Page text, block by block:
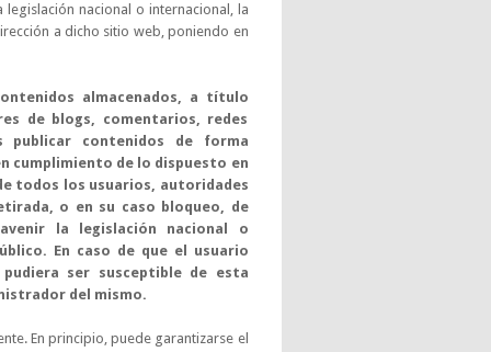
nacional o internacional, la
a dicho sitio web, poniendo en
almacenados, a título
de blogs, comentarios, redes
contenidos de forma
cumplimiento de lo dispuesto en
todos los usuarios, autoridades
o en su caso bloqueo, de
la legislación nacional o
En caso de que el usuario
ser susceptible de esta
del mismo.
En principio, puede garantizarse el